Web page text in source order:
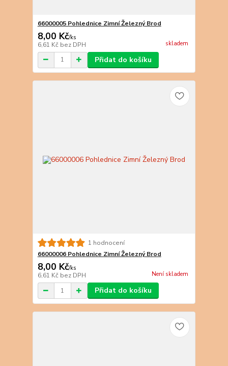
66000005 Pohlednice Zimní Železný Brod
8,00 Kč/ks
6,61 Kč bez DPH skladem
Přidat do košíku
1 hodnocení
66000006 Pohlednice Zimní Železný Brod
8,00 Kč/ks
6,61 Kč bez DPH Není skladem
Přidat do košíku